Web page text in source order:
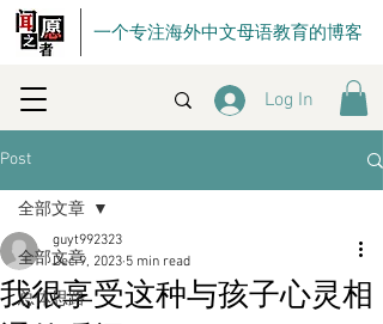
一个专注海外中文母语教育的博客
Log In
Post
全部文章
总体思路
全部文章
我很享受这种与孩子心灵相
guyt992323
Dec 9, 2023 5 min read